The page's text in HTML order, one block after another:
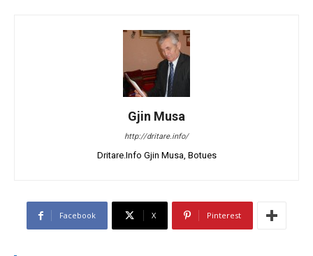
Gjin Musa
http://dritare.info/
Dritare.Info Gjin Musa, Botues
Facebook X Pinterest